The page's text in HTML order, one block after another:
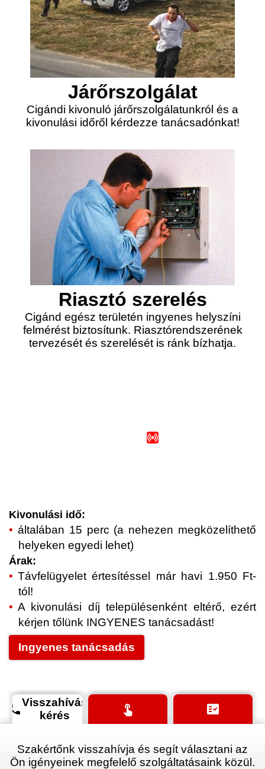
Járőrszolgálat
Cigándi kivonuló járőrszolgálatunkról és a
kivonulási időről kérdezze tanácsadónkat!
Riasztó szerelés
Cigánd egész területén ingyenes helyszíni
felmérést biztosítunk. Riasztórendszerének
tervezését és szerelését is ránk bízhatja.
Kivonulási idő:
általában 15 perc (a nehezen megközelíthető
helyeken egyedi lehet)
Árak:
Távfelügyelet értesítéssel már havi 1.950 Ft-
tól!
A kivonulási díj településenként eltérő, ezért
kérjen tőlünk INGYENES tanácsadást!
Ingyenes tanácsadás
phoneVisszahívás
kérés
touch_app fact_check
Szakértőnk visszahívja és segít választani az
Ön igényeinek megfelelő szolgáltatásaink közül.